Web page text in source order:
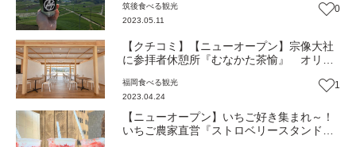
筑後食べる観光
2023.05.11
0
【クチコミ】【ニューオープン】宗像大社
に参拝者休憩所『むなかた茶愉』 オリジ
福岡食べる観光
2023.04.24
1
【ニューオープン】いちご好き集まれ～！
いちご農家直営『ストロベリースタンド